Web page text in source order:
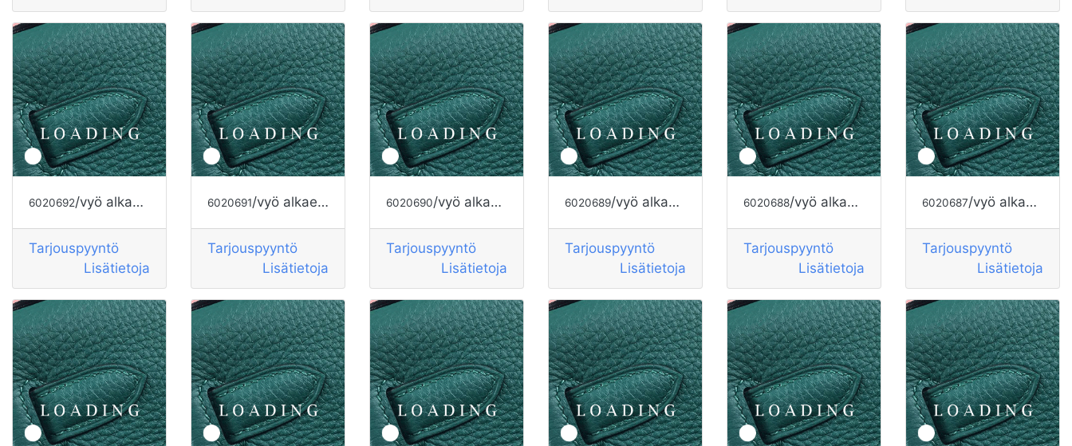
6020692/vyö alkaen HERMES
Tarjouspyyntö
Lisätietoja
6020691/vyö alkaen HERMES
Tarjouspyyntö
Lisätietoja
6020690/vyö alkaen HERMES
Tarjouspyyntö
Lisätietoja
6020689/vyö alkaen HERMES
Tarjouspyyntö
Lisätietoja
6020688/vyö alkaen HERMES
Tarjouspyyntö
Lisätietoja
6020687/vyö alkaen HERMES
Tarjouspyyntö
Lisätietoja